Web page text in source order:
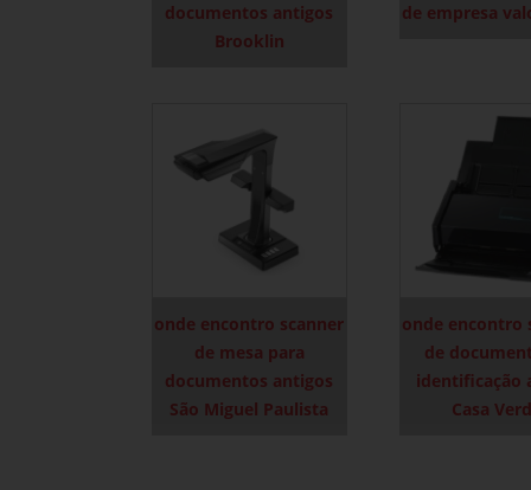
documentos antigos
Brooklin
de empresa
onde encontro scanner
de mesa para
documentos antigos
São Miguel Paulista
onde encontro
de
identificação
Casa